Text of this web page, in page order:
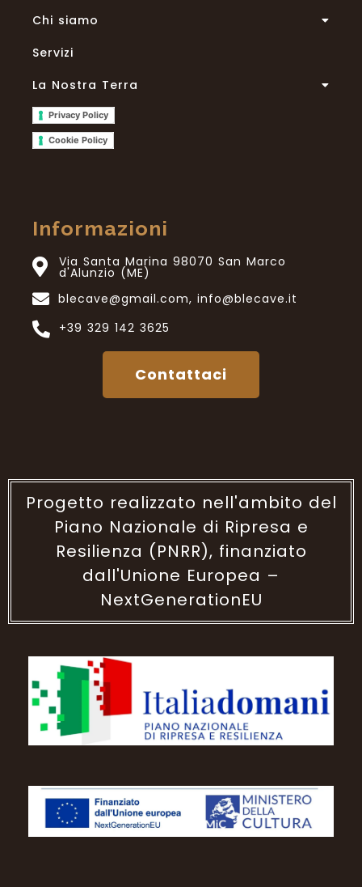
Chi siamo
Servizi
La Nostra Terra
Privacy Policy
Cookie Policy
Informazioni
Via Santa Marina 98070 San Marco
d'Alunzio (ME)
blecave@gmail.com, info@blecave.it
+39 329 142 3625
Contattaci
Progetto realizzato nell'ambito del
Piano Nazionale di Ripresa e
Resilienza (PNRR), finanziato
dall'Unione Europea –
NextGenerationEU